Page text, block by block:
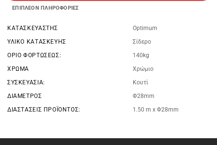
ΕΠΙΠΛΈΟΝ ΠΛΗΡΟΦΟΡΊΕΣ
ΚΑΤΑΣΚΕΥΑΣΤΉΣ
Optimum
ΥΛΙΚΌ ΚΑΤΑΣΚΕΥΉΣ
Σίδερο
ΌΡΙΟ ΦΟΡΤΏΣΕΩΣ:
140kg
ΧΡΏΜΑ
Xρώμιο
ΣΥΣΚΕΥΑΣΊΑ:
Κουτί
ΔΙΆΜΕΤΡΟΣ
Φ28mm
ΔΙΑΣΤΆΣΕΙΣ ΠΡΟΪΌΝΤΟΣ:
1.50 m x Φ28mm